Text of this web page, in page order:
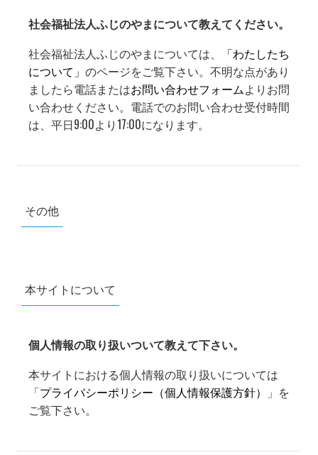
社会福祉法人ふじのやまについて教えてください。
社会福祉法人ふじのやまについては、
「わたしたち
について」 のページをご覧下さい。不明な点があり
ましたら電話またはお問い合わせフォームよりお問
い合わせください。電話でのお問い合わせ受付時間
は、平日9:00より17:00になります。
その他
本サイトについて
個人情報の取り扱いついて教えて下さい。
本サイトにおける個人情報の取り扱いについては
「プライバシーポリシー（個人情報保護方針）
」を
ご覧下さい。